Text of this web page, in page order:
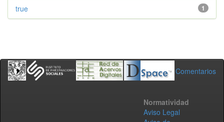
1
true
Comentarios
Normatividad
Aviso Legal